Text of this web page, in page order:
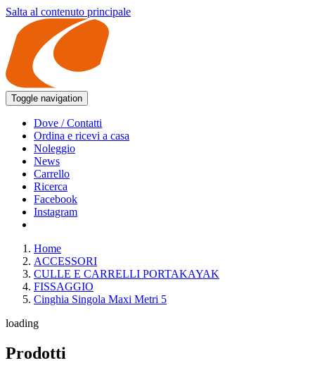
Salta al contenuto principale
Toggle navigation
Dove / Contatti
Ordina e ricevi a casa
Noleggio
News
Carrello
Ricerca
Facebook
Instagram
Home
ACCESSORI
CULLE E CARRELLI PORTAKAYAK
FISSAGGIO
Cinghia Singola Maxi Metri 5
loading
Prodotti